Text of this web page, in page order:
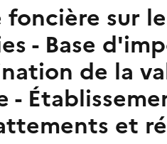
foncière sur
- Base
de la
-
et